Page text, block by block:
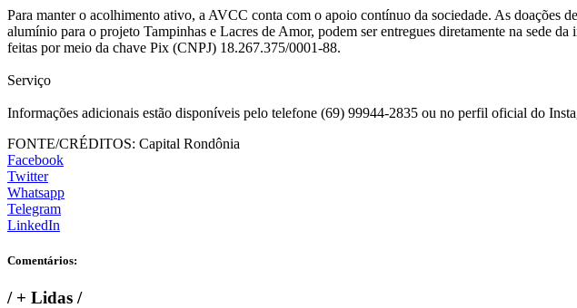
Para manter o acolhimento ativo, a AVCC conta com o apoio contínuo da sociedade. As doações
alumínio para o projeto Tampinhas e Lacres de Amor, podem ser entregues diretamente na sede
feitas por meio da chave Pix (CNPJ) 18.267.375/0001-88.
Serviço
Informações adicionais estão disponíveis pelo telefone (69) 99944-2835 ou no perfil oficial do
FONTE/CRÉDITOS: Capital Rondônia
Facebook
Twitter
Whatsapp
Telegram
LinkedIn
Comentários:
/+ Lidas /